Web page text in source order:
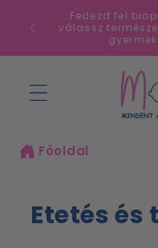
tartalomhoz
Fedezd fel
válassz
Főoldal
Etetés